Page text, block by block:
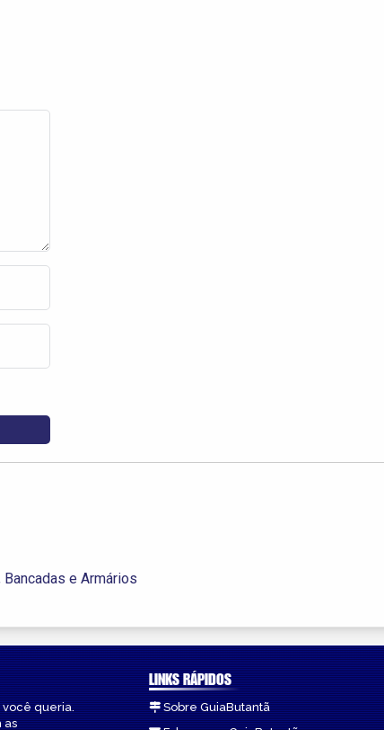
e Armários
você queria.
as
LINKS RÁPIDOS
Sobre GuiaButantã